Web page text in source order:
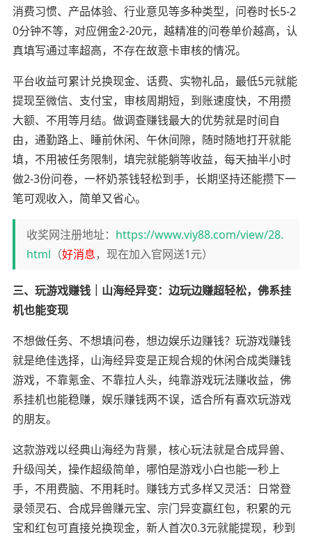
消费习惯、产品体验、行业意见等多种类型，问卷时长5-2
0分钟不等，对应佣金2-20元，越精准的问卷单价越高，认
真填写通过率超高，不存在故意卡审核的情况。
平台收益可累计兑换现金、话费、实物礼品，最低5元就能
提现至微信、支付宝，审核周期短，到账速度快，不用攒
大额、不用等月结。做调查赚钱最大的优势就是时间自
由，通勤路上、睡前休闲、午休间隙，随时随地打开就能
填，不用被任务限制，填完就能躺等收益，每天抽半小时
做2-3份问卷，一杯奶茶钱轻松到手，长期坚持还能攒下一
笔可观收入，简单又省心。
收奖网注册地址： https://www.viy88.com/view/28.
html （好消息，现在加入官网送1元）
三、玩游戏赚钱｜山海经异变：边玩边赚超轻松，佛系挂
机也能变现
不想做任务、不想填问卷，想边娱乐边赚钱？玩游戏赚钱
就是绝佳选择，山海经异变是正规合规的休闲合成类赚钱
游戏，不靠氪金、不靠拉人头，纯靠游戏玩法赚收益，佛
系挂机也能稳赚，娱乐赚钱两不误，适合所有喜欢玩游戏
的朋友。
这款游戏以经典山海经为背景，核心玩法就是合成异兽、
升级闯关，操作超级简单，哪怕是游戏小白也能一秒上
手，不用费脑、不用耗时。赚钱方式多样又灵活：日常登
录领灵石、合成异兽赚元宝、宗门异变赢红包，积累的元
宝和红包可直接兑换现金，新人首次0.3元就能提现，秒到